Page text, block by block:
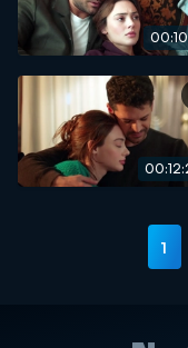
1